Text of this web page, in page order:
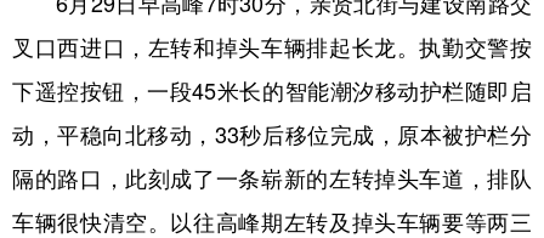
叉口西进口，左转和掉头车辆排起长龙。执勤交警按
下遥控按钮，一段45米长的智能潮汐移动护栏随即启
动，平稳向北移动，33秒后移位完成，原本被护栏分
隔的路口，此刻成了一条崭新的左转掉头车道，排队
车辆很快清空。以往高峰期左转及掉头车辆要等两三